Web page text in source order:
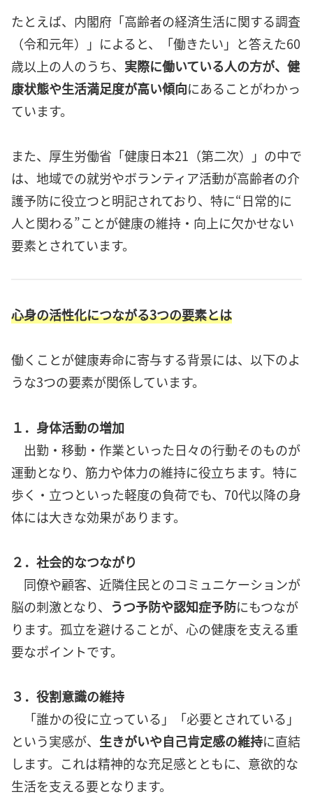
たとえば、内閣府「高齢者の経済生活に関する調査
（令和元年）」によると、「働きたい」と答えた60
歳以上の人のうち、 実際に働いている人の方が、健
康状態や生活満足度が高い傾向にあることがわかっ
ています。
また、厚生労働省「健康日本21（第二次）」の中で
は、地域での就労やボランティア活動が高齢者の介
護予防に役立つと明記されており、特に“日常的に
人と関わる”ことが健康の維持・向上に欠かせない
要素とされています。
心身の活性化につながる3つの要素とは
働くことが健康寿命に寄与する背景には、以下のよ
うな3つの要素が関係しています。
１．身体活動の増加
出勤・移動・作業といった日々の行動そのものが
運動となり、筋力や体力の維持に役立ちます。特に
歩く・立つといった軽度の負荷でも、70代以降の身
体には大きな効果があります。
２．社会的なつながり
同僚や顧客、近隣住民とのコミュニケーションが
脳の刺激となり、
うつ予防や認知症予防にもつなが
ります。孤立を避けることが、心の健康を支える重
要なポイントです。
３．役割意識の維持
「誰かの役に立っている」「必要とされている」
という実感が、 生きがいや自己肯定感の維持に直結
します。これは精神的な充足感とともに、意欲的な
生活を支える要となります。